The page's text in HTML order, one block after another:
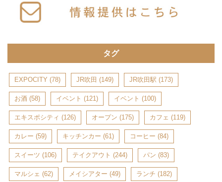
タグ
EXPOCITY (78) JR吹田 (149) JR吹田駅 (173)
お酒 (58) イベント (121) イベント (100)
エキスポシティ (126) オープン (175) カフェ (119)
カレー (59) キッチンカー (61) コーヒー (84)
スイーツ (106) テイクアウト (244) パン (83)
マルシェ (62) メイシアター (49) ランチ (182)